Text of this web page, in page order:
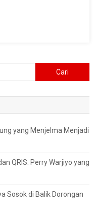
untuk:
yang Menjelma Menjadi
QRIS: Perry Warjiyo yang
Sosok di Balik Dorongan